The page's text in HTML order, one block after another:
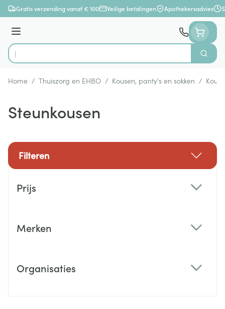
Ga naar de inhoud
Gratis verzending vanaf € 100 Veilige betalingen Apothekersadvies
Menu
Product, merk, categorie...
Zoek
Home / Thuiszorg en EHBO / Kousen, panty's en sokken /
Steunkousen
Filteren
Prijs
Merken
Organisaties